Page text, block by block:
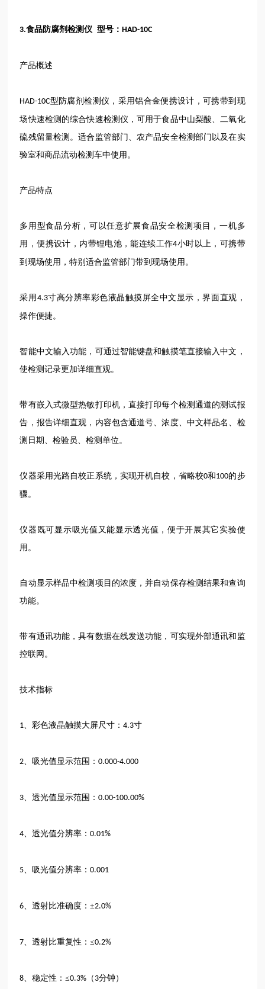
3.食品防腐剂检测仪 型号：HAD-10C
产品概述
HAD-10C型防腐剂检测仪，采用铝合金便携设计，可携带到现
场快速检测的综合快速检测仪，可用于食品中山梨酸、二氧化
硫残留量检测。适合监管部门、农产品安全检测部门以及在实
验室和商品流动检测车中使用。
产品特点
多用型食品分析，可以任意扩展食品安全检测项目，一机多
用，便携设计，内带锂电池，能连续工作4小时以上，可携带
到现场使用，特别适合监管部门带到现场使用。
采用 4.3寸高分辨率彩色液晶触摸屏全中文显示，界面直观，
操作便捷。
智能中文输入功能，可通过智能键盘和触摸笔直接输入中文，
使检测记录更加详细直观。
带有嵌入式微型热敏打印机，直接打印每个检测通道的测试报
告，报告详细直观，内容包含通道号、浓度、中文样品名、检
测日期、检验员、检测单位。
仪器采用光路自校正系统，实现开机自校，省略校0和 100的步
骤。
仪器既可显示吸光值又能显示透光值，便于开展其它实验使
用。
自动显示样品中检测项目的浓度，并自动保存检测结果和查询
功能。
带有通讯功能，具有数据在线发送功能，可实现外部通讯和监
控联网。
技术指标
1 、彩色液晶触摸大屏尺寸：4.3寸
2 、吸光值显示范围：0.000-4.000
3 、透光值显示范围：0.00-100.00%
4 、透光值分辨率：0.01%
5 、吸光值分辨率：0.001
6 、透射比准确度：±2.0%
7 、透射比重复性：≤0.2%
8 、稳定性：≤0.3% （ 3分钟）